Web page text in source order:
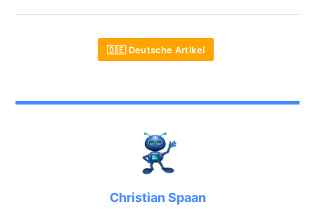
🇩🇪 Deutsche Artikel
Christian Spaan